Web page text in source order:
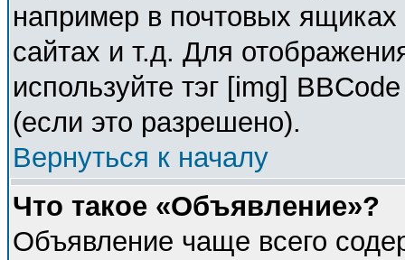
например в почтовых
сайтах и т.д. Для
используйте тэг [img]
(если это разрешено).
Вернуться к началу
Что такое «Объявление»?
Объявление чаще всего